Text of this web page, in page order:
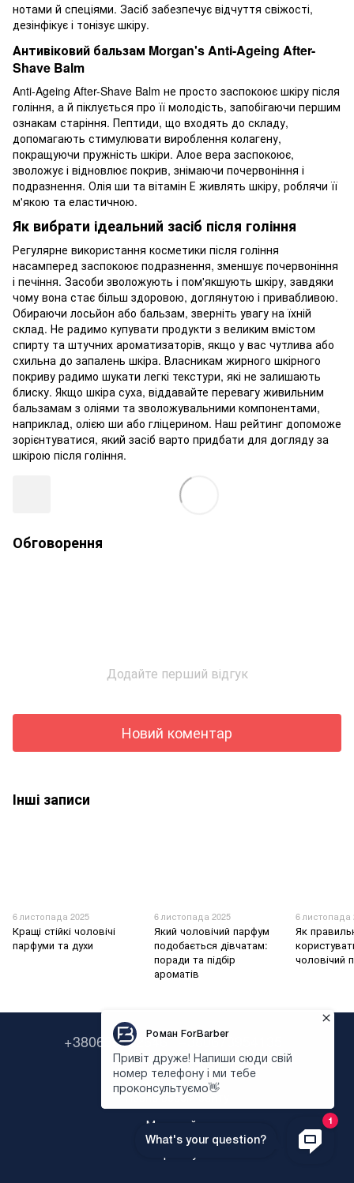
нотами й спеціями. Засіб забезпечує відчуття свіжості,
дезінфікує і тонізує шкіру.
Антивіковий бальзам Morgan's Anti-Ageing After-
Shave Balm
Anti-Ageing After-Shave Balm не просто заспокоює шкіру після
гоління, а й піклується про її молодість, запобігаючи першим
ознакам старіння. Пептиди, що входять до складу,
допомагають стимулювати вироблення колагену,
покращуючи пружність шкіри. Алое вера заспокоює,
зволожує і відновлює покрив, знімаючи почервоніння і
подразнення. Олія ши та вітамін Е живлять шкіру, роблячи її
м'якою та еластичною.
Як вибрати ідеальний засіб після гоління
Регулярне використання косметики після гоління
насамперед заспокоює подразнення, зменшує почервоніння
і печіння. Засоби зволожують і пом'якшують шкіру, завдяки
чому вона стає більш здоровою, доглянутою і привабливою.
Обираючи лосьйон або бальзам, зверніть увагу на їхній
склад. Не радимо купувати продукти з великим вмістом
спирту та штучних ароматизаторів, якщо у вас чутлива або
схильна до запалень шкіра. Власникам жирного шкірного
покриву радимо шукати легкі текстури, які не залишають
блиску. Якщо шкіра суха, віддавайте перевагу живильним
бальзамам з оліями та зволожувальними компонентами,
наприклад, олією ши або гліцерином. Наш рейтинг допоможе
зорієнтуватися, який засіб варто придбати для догляду за
шкірою після гоління.
Обговорення
Додайте перший відгук
Новий коментар
Інші записи
6 листопада 2025
Кращі стійкі чоловічі
парфуми та духи
6 листопада 2025
Який чоловічий парфум
подобається дівчатам:
поради та підбір
ароматів
6 листопада
Як
чоловічий
+380638322646 +380673954135
Контактна інформація
Повна версія сайту
Мапа сайту